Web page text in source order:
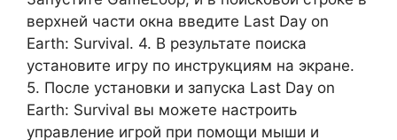
верхней части окна введите Last Day on
Earth: Survival. 4. В результате поиска
установите игру по инструкциям на экране.
5. После установки и запуска Last Day on
Earth: Survival вы можете настроить
управление игрой при помощи мыши и